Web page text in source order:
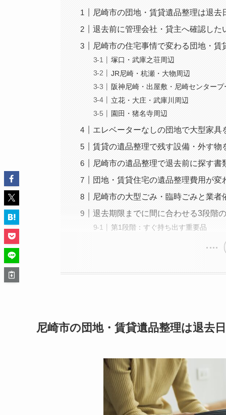
尼崎市の団地・賃貸遺品整理は退去
退去前に管理会社・貸主へ確認した
尼崎市の住宅事情で変わる団地・賃
塚口・武庫之荘周辺
JR尼崎・杭瀬・大物周辺
阪神尼崎・出屋敷・尼崎センター
立花・大庄・武庫川周辺
園田・猪名寺周辺
エレベーターなしの団地で大型家具
賃貸の遺品整理で残す設備・外す物
尼崎市の遺品整理で退去前に探す書
団地・賃貸住宅の遺品整理費用が変
尼崎市の大型ごみ・臨時ごみと業者
退去期限までに間に合わせる3段階
第1段階：すぐ持ち出す重要品
尼崎市の団地・賃貸遺品整理は退去